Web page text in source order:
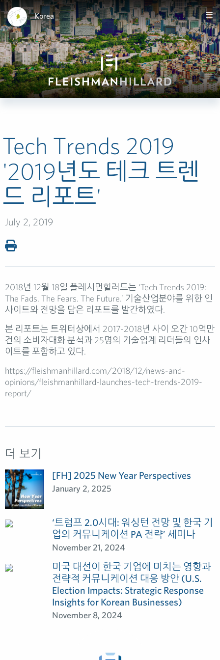
Korea
Tech Trends 2019
'2019년도 테크 트렌
드 리포트'
July 2, 2019
2018년 12월 18일 플레시먼힐러드는 ‘Tech Trends 2019:
The Fads. The Fears. The Future.’ 기술산업분야를 위한 인
사이트와 전망을 담은 리포트를 발간하였다.
본 리포트는 트위터상에서 2017-2018년 사이 오간 10억만
건의 소비자대화 분석과 25명의 기술업계 리더들의 인사
이트를 포함하고 있다.
https://fleishmanhillard.com/2018/12/news-and-
opinions/fleishmanhillard-launches-tech-trends-2019-
report/
더 보기
[FH] 2025 New Year Perspectives
January 2, 2025
‘트럼프 2.0시대: 워싱턴 전망 및 한국 기
업의 커뮤니케이션 PA 전략’ 세미나
November 21, 2024
미국 대선이 한국 기업에 미치는 영향과
전략적 커뮤니케이션 대응 방안 (U.S.
Election Impacts: Strategic Response
Insights for Korean Businesses)
November 8, 2024